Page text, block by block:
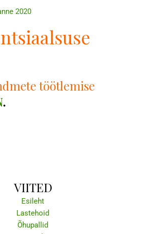
2020
töötlemise
.
VIITED
Esileht
Lastehoid
Õhupallid